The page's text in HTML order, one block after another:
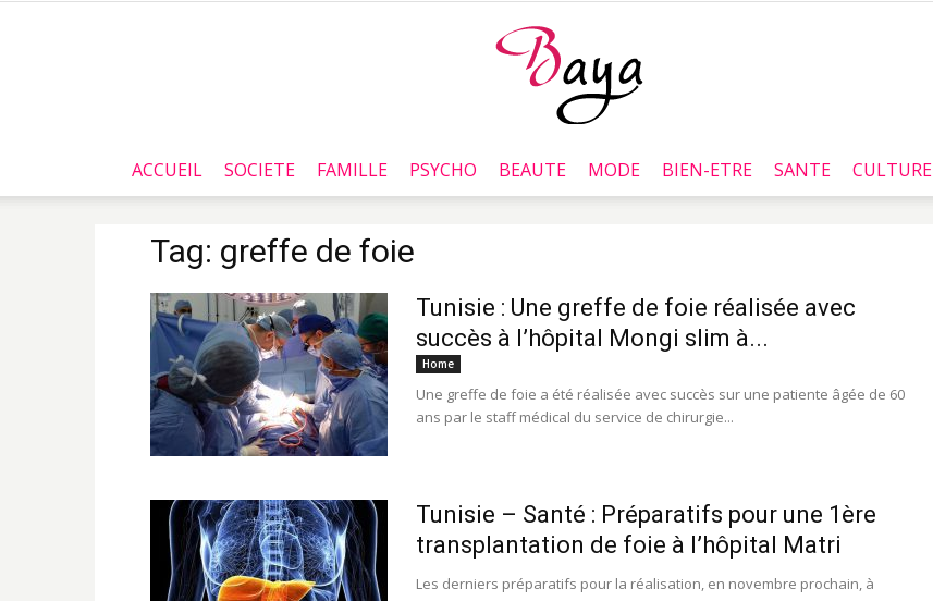
Baya.tn
ACCUEIL SOCIETE FAMILLE PSYCHO BEAUTE MODE BIEN-ETRE SANTE CULTURE
Tag: greffe de foie
Tunisie : Une greffe de foie réalisée avec
succès à l’hôpital Mongi slim à...
Home
Une greffe de foie a été réalisée avec succès sur une patiente âgée de 60
ans par le staff médical du service de chirurgie...
Tunisie – Santé : Préparatifs pour une 1ère
transplantation de foie à l’hôpital Matri
Les derniers préparatifs pour la réalisation, en novembre prochain, à